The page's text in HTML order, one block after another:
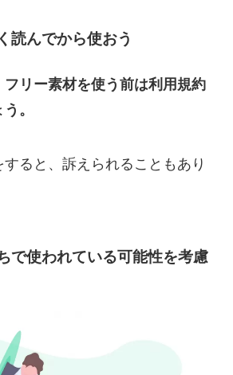
読んでから使おう
フリー素材を使う前は利用規約
。
ると、訴えられることもあり
で使われている可能性を考慮